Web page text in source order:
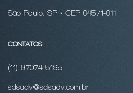
São Paulo, SP • CEP 04571-011
CONTATOS
(11) 97074-5195
sdsadv@sdsadv.com.br